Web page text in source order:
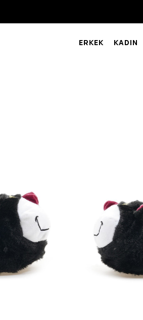
ERKEK KADIN